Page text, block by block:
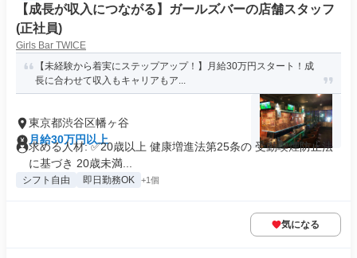
【成長が収入につながる】ガールズバーの店舗スタッフ
(正社員)
Girls Bar TWICE
【未経験から着実にステップアップ！】月給30万円スタート！成
長に合わせて収入もキャリアもア...
東京都渋谷区幡ヶ谷
月給30万円以上
求める人材: ✅20歳以上 健康増進法第25条の 受動喫煙防止法
に基づき 20歳未満...
シフト自由 即日勤務OK +1個
気になる